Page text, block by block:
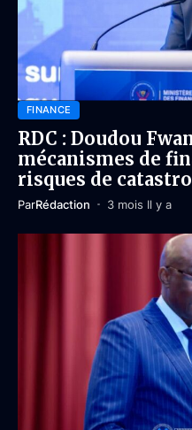
FINANCE
RDC : Doudou
mécanismes de
risques de
ParRédaction 3 mois Il y a